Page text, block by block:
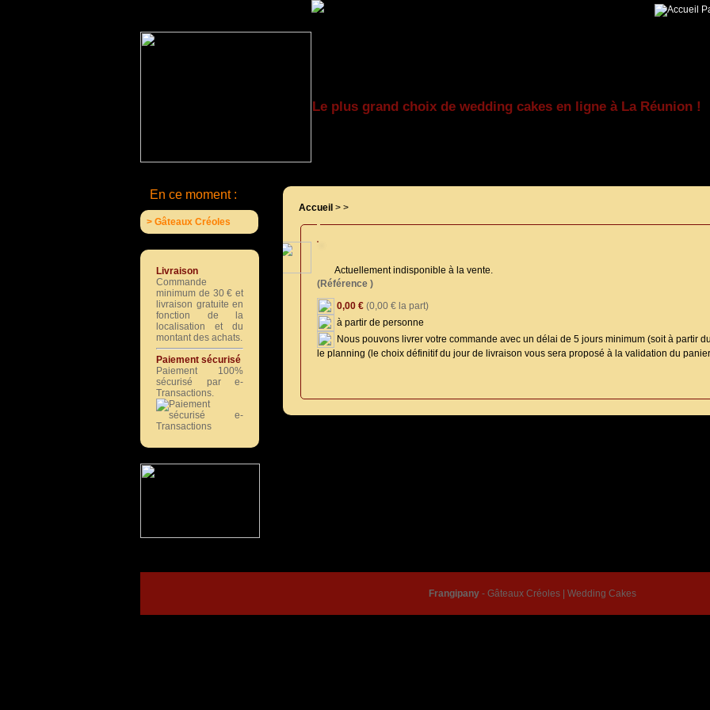
Le plus grand choix de wedding cakes en ligne à La Réunion !
Accueil > >
Actuellement indisponible à la vente.
(Référence )
0,00 € (0,00 € la part)
à partir de personne
Nous pouvons livrer votre commande avec un délai de 5 jours minimum (soit à partir
le planning (le choix définitif du jour de livraison vous sera proposé à la validation du
En ce moment :
> Gâteaux Créoles
Livraison
Commande
minimum de 30 € et
livraison gratuite en
fonction de la
localisation et du
montant des achats.
Paiement sécurisé
Paiement 100%
sécurisé par e-
Transactions.
Frangipany - Gâteaux Créoles Wedding Cakes